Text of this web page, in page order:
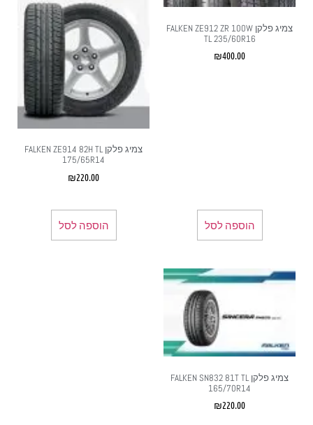
צמיג פלקן FALKEN ZE912 ZR 100W
TL 235/60R16
₪400.00
הוספה לסל
צמיג פלקן FALKEN ZE914 82H TL
175/65R14
₪220.00
הוספה לסל
צמיג פלקן FALKEN SN832 81T TL
165/70R14
₪220.00